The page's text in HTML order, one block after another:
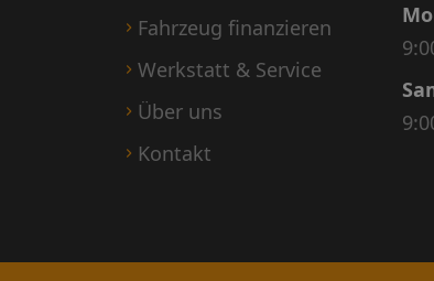
Fahrzeug finanzieren
Werkstatt & Service
Über uns
Kontakt